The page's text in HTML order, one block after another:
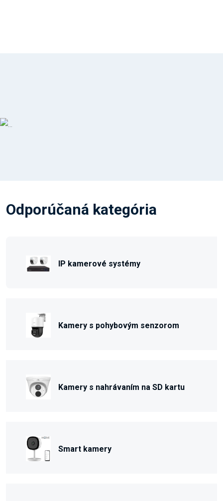
Odporúčaná kategória
IP kamerové systémy
Kamery s pohybovým senzorom
Kamery s nahrávaním na SD kartu
Smart kamery